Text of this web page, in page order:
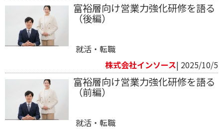
富裕層向け営業力強化研修を語る
（後編）
就活・転職
株式会社インソース| 2025/10/5
富裕層向け営業力強化研修を語る
（前編）
就活・転職